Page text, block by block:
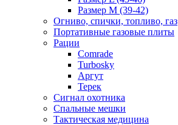
Размер M (39-42)
Огниво, спички, топливо, газ
Портативные газовые плиты
Рации
Comrade
Turbosky
Аргут
Терек
Сигнал охотника
Спальные мешки
Тактическая медицина